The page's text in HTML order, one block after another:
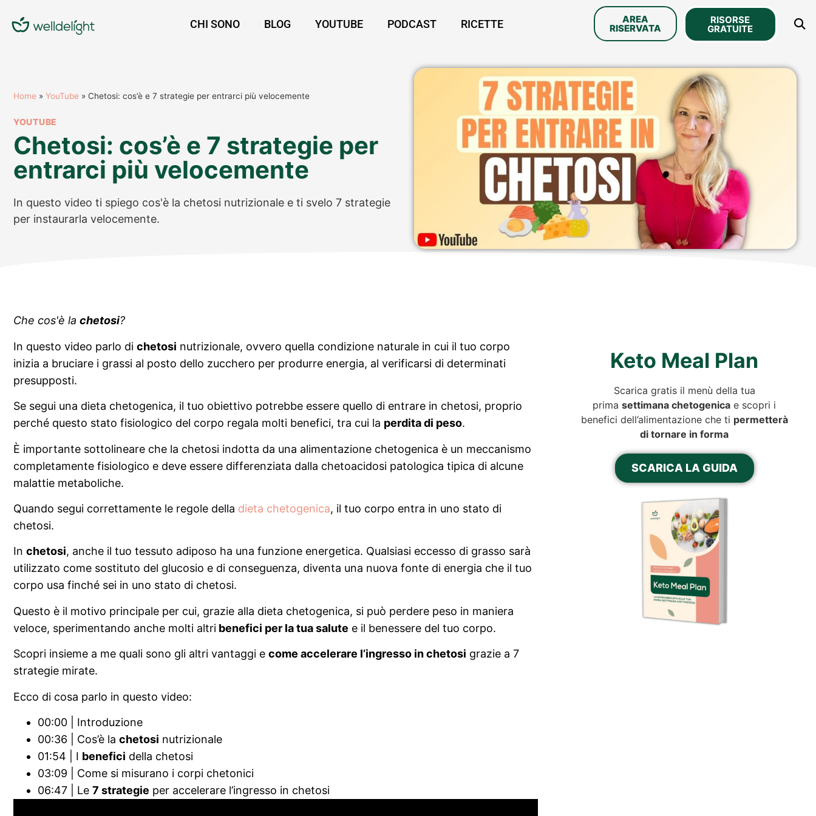
CHI SONO BLOG YOUTUBE PODCAST RICETTE AREA
RISERVATA
RISORSE
GRATUITE
Home » YouTube » Chetosi: cos’è e 7 strategie per entrarci più velocemente
YOUTUBE
Chetosi: cos’è e 7 strategie per
entrarci più velocemente
In questo video ti spiego cos'è la chetosi nutrizionale e ti svelo 7 strategie
per instaurarla velocemente.
Che cos'è la chetosi?
In questo video parlo di chetosi nutrizionale, ovvero quella condizione naturale in cui il tuo corpo
inizia a bruciare i grassi al posto dello zucchero per produrre energia, al verificarsi di determinati
presupposti.
Se segui una dieta chetogenica, il tuo obiettivo potrebbe essere quello di entrare in chetosi, proprio
perché questo stato fisiologico del corpo regala molti benefici, tra cui la perdita di peso.
È importante sottolineare che la chetosi indotta da una alimentazione chetogenica è un meccanismo
completamente fisiologico e deve essere differenziata dalla chetoacidosi patologica tipica di alcune
malattie metaboliche.
Quando segui correttamente le regole della dieta chetogenica, il tuo corpo entra in uno stato di
chetosi.
In chetosi, anche il tuo tessuto adiposo ha una funzione energetica. Qualsiasi eccesso di grasso sarà
utilizzato come sostituto del glucosio e di conseguenza, diventa una nuova fonte di energia che il tuo
corpo usa finché sei in uno stato di chetosi.
Questo è il motivo principale per cui, grazie alla dieta chetogenica, si può perdere peso in maniera
veloce, sperimentando anche molti altri benefici per la tua salute e il benessere del tuo corpo.
Scopri insieme a me quali sono gli altri vantaggi e come accelerare l’ingresso in chetosi grazie a 7
strategie mirate.
Ecco di cosa parlo in questo video:
00:00 | Introduzione
00:36 | Cos’è la chetosi nutrizionale
01:54 | I benefici della chetosi
03:09 | Come si misurano i corpi chetonici
06:47 | Le 7 strategie per accelerare l’ingresso in chetosi
Keto Meal Plan
Scarica gratis il menù della tua
primasettimana chetogenica e scopri i
benefici dell’alimentazione che ti permetterà
di tornare in forma
SCARICA LA GUIDA